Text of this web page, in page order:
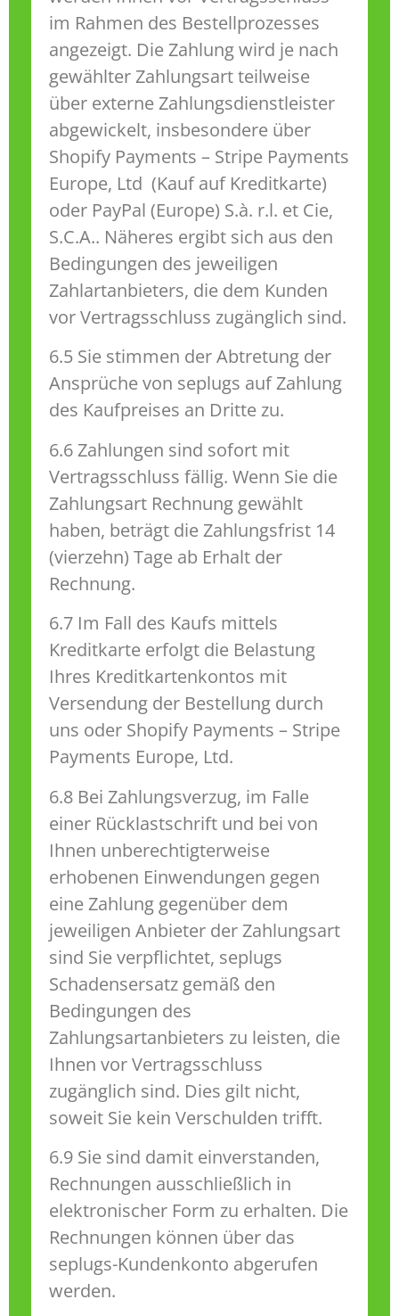
im Rahmen des Bestellprozesses
angezeigt. Die Zahlung wird je nach
gewählter Zahlungsart teilweise
über externe Zahlungsdienstleister
abgewickelt, insbesondere über
Shopify Payments – Stripe Payments
Europe, Ltd (Kauf auf Kreditkarte)
oder PayPal (Europe) S.à. r.l. et Cie,
S.C.A.. Näheres ergibt sich aus den
Bedingungen des jeweiligen
Zahlartanbieters, die dem Kunden
vor Vertragsschluss zugänglich sind.
6.5 Sie stimmen der Abtretung der
Ansprüche von seplugs auf Zahlung
des Kaufpreises an Dritte zu.
6.6 Zahlungen sind sofort mit
Vertragsschluss fällig. Wenn Sie die
Zahlungsart Rechnung gewählt
haben, beträgt die Zahlungsfrist 14
(vierzehn) Tage ab Erhalt der
Rechnung.
6.7 Im Fall des Kaufs mittels
Kreditkarte erfolgt die Belastung
Ihres Kreditkartenkontos mit
Versendung der Bestellung durch
uns oder Shopify Payments – Stripe
Payments Europe, Ltd.
6.8 Bei Zahlungsverzug, im Falle
einer Rücklastschrift und bei von
Ihnen unberechtigterweise
erhobenen Einwendungen gegen
eine Zahlung gegenüber dem
jeweiligen Anbieter der Zahlungsart
sind Sie verpflichtet, seplugs
Schadensersatz gemäß den
Bedingungen des
Zahlungsartanbieters zu leisten, die
Ihnen vor Vertragsschluss
zugänglich sind. Dies gilt nicht,
soweit Sie kein Verschulden trifft.
6.9 Sie sind damit einverstanden,
Rechnungen ausschließlich in
elektronischer Form zu erhalten. Die
Rechnungen können über das
seplugs-Kundenkonto abgerufen
werden.